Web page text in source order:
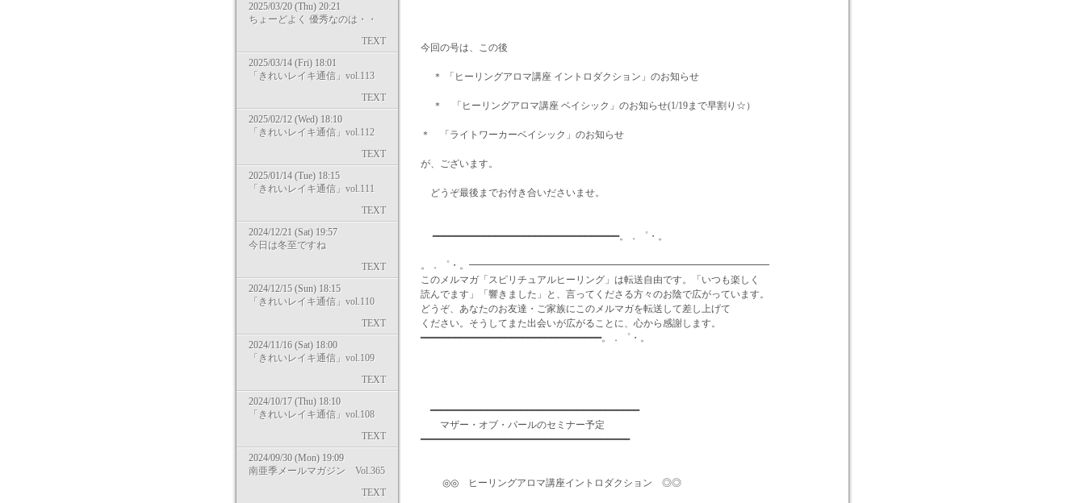
2025/03/20 (Thu) 20:21
ちょーどよく 優秀なのは・・
TEXT
2025/03/14 (Fri) 18:01
「きれいレイキ通信」vol.113
TEXT
2025/02/12 (Wed) 18:10
「きれいレイキ通信」vol.112
TEXT
2025/01/14 (Tue) 18:15
「きれいレイキ通信」vol.111
TEXT
2024/12/21 (Sat) 19:57
今日は冬至ですね
TEXT
2024/12/15 (Sun) 18:15
「きれいレイキ通信」vol.110
TEXT
2024/11/16 (Sat) 18:00
「きれいレイキ通信」vol.109
TEXT
2024/10/17 (Thu) 18:10
「きれいレイキ通信」vol.108
TEXT
2024/09/30 (Mon) 19:09
南亜季メールマガジン Vol.365
TEXT
今回の号は、この後
＊ 「ヒーリングアロマ講座 イントロダクション」のお知らせ
＊ 「ヒーリングアロマ講座 ベイシック」のお知らせ(1/19まで早割り☆）
＊ 「ライトワーカーベイシック」のお知らせ
が、ございます。
どうぞ最後までお付き合いださいませ。
━━━━━━━━━━━━━━━━━━━━━━━━━━━━━━━━━。．゜・。
。．゜・。━━━━━━━━━━━━━━━━━━━━━━━━━━━━━━━
このメルマガ「スピリチュアルヒーリング」は転送自由です。「いつも楽しく
読んでます」「響きました」と、言ってくださる方々のお陰で広がっています。
どうぞ、あなたのお友達・ご家族にこのメルマガを転送して差し上げて
ください。そうしてまた出会いが広がることに、心から感謝します。
━━━━━━━━━━━━━━━━━━━━━━━━━━━━━━━━。．゜・。
━━━━━━━━━━━━━━━━━━━━━━━━━━━━━━━━━━━━━
マザー・オブ・パールのセミナー予定
━━━━━━━━━━━━━━━━━━━━━━━━━━━━━━━━━━━━━
◎◎ ヒーリングアロマ講座イントロダクション ◎◎